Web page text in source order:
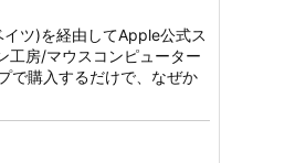
ツ)を経由してApple公式ス
工房/マウスコンピューター
で購入するだけで、なぜか